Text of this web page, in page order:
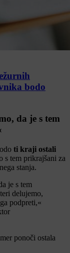
bodo
da je s tem
ti kraji ostali
s tem prikrajšani za
stanja.
je s tem
delujemo,
podpreti,«
ponoči ostala